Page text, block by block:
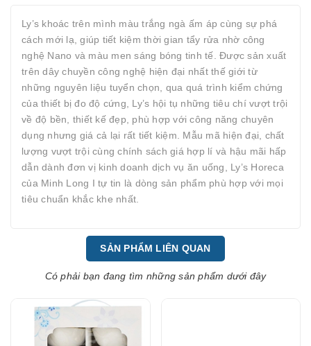
Ly’s khoác trên mình màu trắng ngà ấm áp cùng sự phá
cách mới lạ, giúp tiết kiệm thời gian tẩy rửa nhờ công
nghệ Nano và màu men sáng bóng tinh tế. Được sản xuất
trên dây chuyền công nghệ hiện đại nhất thế giới từ
những nguyên liệu tuyển chọn, qua quá trình kiểm chứng
của thiết bị đo độ cứng, Ly’s hội tụ những tiêu chí vượt trội
về độ bền, thiết kế đẹp, phù hợp với công năng chuyên
dụng nhưng giá cả lại rất tiết kiệm. Mẫu mã hiện đại, chất
lượng vượt trội cùng chính sách giá hợp lí và hậu mãi hấp
dẫn dành đơn vị kinh doanh dịch vụ ăn uống, Ly’s Horeca
của Minh Long I tự tin là dòng sản phẩm phù hợp với mọi
tiêu chuẩn khắc khe nhất.
SẢN PHẨM LIÊN QUAN
Có phải bạn đang tìm những sản phẩm dưới đây